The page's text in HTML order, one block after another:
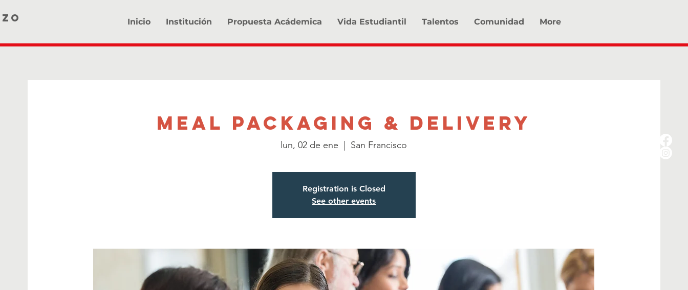
Inicio Institución Propuesta Acádemica Vida Estudiantil Talentos Comunidad More
Meal Packaging & Delivery
lun, 02 de ene San Francisco
Registration is Closed
See other events